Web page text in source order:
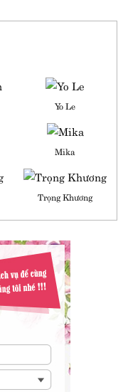
Yo Le
Mika
Trọng Khương